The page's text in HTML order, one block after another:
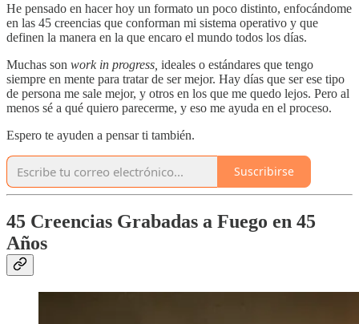
He pensado en hacer hoy un formato un poco distinto, enfocándome
en las 45 creencias que conforman mi sistema operativo y que
definen la manera en la que encaro el mundo todos los días.
Muchas son work in progress, ideales o estándares que tengo
siempre en mente para tratar de ser mejor. Hay días que ser ese tipo
de persona me sale mejor, y otros en los que me quedo lejos. Pero al
menos sé a qué quiero parecerme, y eso me ayuda en el proceso.
Espero te ayuden a pensar ti también.
Suscribirse
45 Creencias Grabadas a Fuego en 45
Años